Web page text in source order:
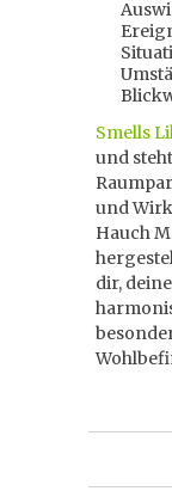
Smells
und
und
Hauch
dir,